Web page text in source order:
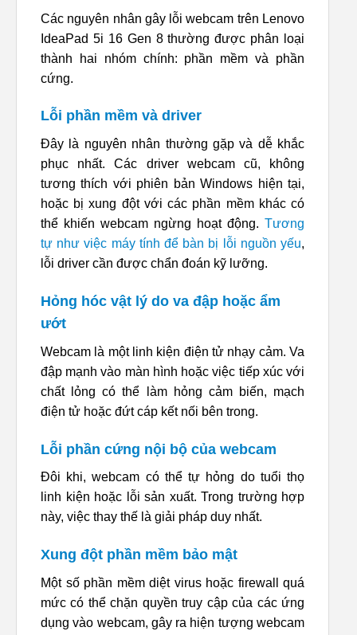
Các nguyên nhân gây lỗi webcam trên Lenovo
IdeaPad 5i 16 Gen 8 thường được phân loại
thành hai nhóm chính: phần mềm và phần
cứng.
Lỗi phần mềm và driver
Đây là nguyên nhân thường gặp và dễ khắc
phục nhất. Các driver webcam cũ, không
tương thích với phiên bản Windows hiện tại,
hoặc bị xung đột với các phần mềm khác có
thể khiến webcam ngừng hoạt động. Tương
tự như việc máy tính để bàn bị lỗi nguồn yếu,
lỗi driver cần được chẩn đoán kỹ lưỡng.
Hỏng hóc vật lý do va đập hoặc ẩm
ướt
Webcam là một linh kiện điện tử nhạy cảm. Va
đập mạnh vào màn hình hoặc việc tiếp xúc với
chất lỏng có thể làm hỏng cảm biến, mạch
điện tử hoặc đứt cáp kết nối bên trong.
Lỗi phần cứng nội bộ của webcam
Đôi khi, webcam có thể tự hỏng do tuổi thọ
linh kiện hoặc lỗi sản xuất. Trong trường hợp
này, việc thay thế là giải pháp duy nhất.
Xung đột phần mềm bảo mật
Một số phần mềm diệt virus hoặc firewall quá
mức có thể chặn quyền truy cập của các ứng
dụng vào webcam, gây ra hiện tượng webcam